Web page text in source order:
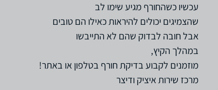
עכשיו כשהחורף מגיע שימו לב
שהצמיגים יכולים להיראות כאילו הם טובים
אבל חובה לבדוק שהם לא התייבשו
במהלך הקיץ,
מוזמנים לקבוע בדיקת חורף בטלפון או באתר!
מרכז שירות איציק ודיצר